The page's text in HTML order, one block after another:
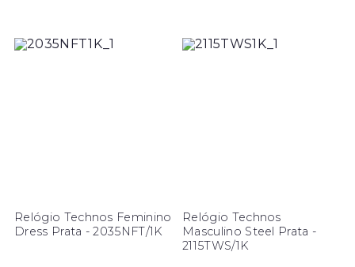
Relógio Technos Feminino
Dress Prata - 2035NFT/1K
Relógio Technos
Masculino Steel Prata -
2115TWS/1K